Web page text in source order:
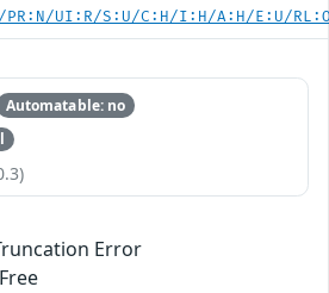
PR:N/UI:R/S:U/C:H/I:H/A:H/E:U/
Automatable: no
Error